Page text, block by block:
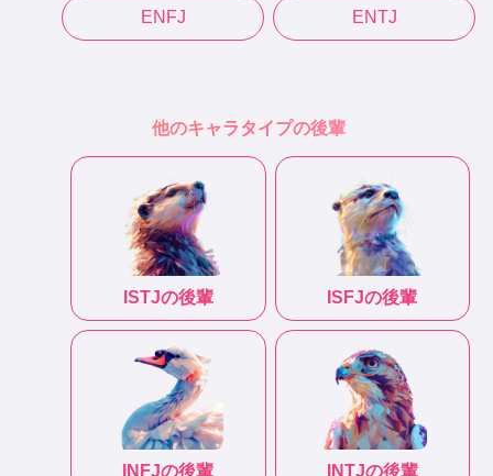
ENFJ ENTJ
他のキャラタイプの後輩
ISTJの後輩 ISFJの後輩
INFJの後輩 INTJの後輩